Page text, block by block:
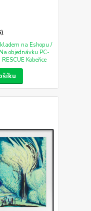
na Eshopu /
Na objednávku PC-
RESCUE Kobeřice